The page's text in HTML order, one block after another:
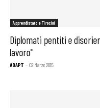
Apprendistato e Tirocini
Diplomati pentiti e
lavoro"
ADAPT - 02 Marzo 2015